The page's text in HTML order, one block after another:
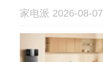
家电派 2026-08-07